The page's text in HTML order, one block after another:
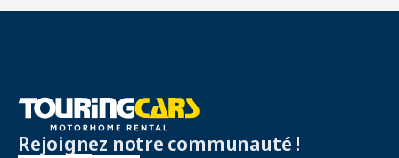
Rejoignez notre communauté !